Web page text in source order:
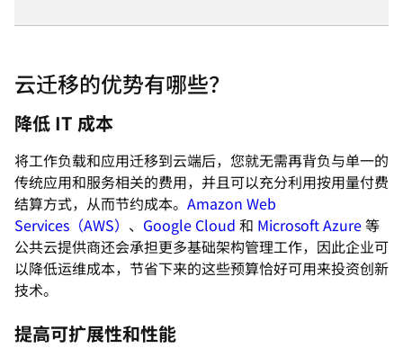
云迁移的优势有哪些？
降低 IT 成本
将工作负载和应用迁移到云端后，您就无需再背负与单一的
传统应用和服务相关的费用，并且可以充分利用按用量付费
结算方式，从而节约成本。 Amazon Web
Services（AWS） 、 Google Cloud 和 Microsoft Azure等
公共云提供商还会承担更多基础架构管理工作，因此企业可
以降低运维成本，节省下来的这些预算恰好可用来投资创新
技术。
提高可扩展性和性能